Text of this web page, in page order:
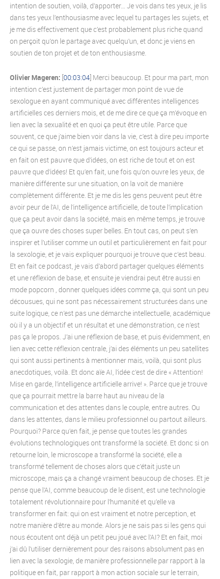
intention de soutien, voilà, d’apporter… Je vois dans tes yeux, je lis
dans tes yeux l’enthousiasme avec lequel tu partages les sujets, et
je me dis effectivement que c’est probablement plus riche quand
on perçoit qu’on le partage avec quelqu’un, et donc je viens en
soutien de ton projet et de ton enthousiasme.
Olivier Mageren: [00:03:04] Merci beaucoup. Et pour ma part, mon
intention c’est justement de partager mon point de vue de
sexologue en ayant communiqué avec différentes intelligences
artificielles ces derniers mois, et de me dire ce que ça m’évoque en
lien avec la sexualité et en quoi ça peut être utile. Parce que
souvent, ce que j’aime bien voir dans la vie, c’est à dire peu importe
ce qui se passe, on n’est jamais victime, on est toujours acteur et
en fait on est pauvre que d’idées, on est riche de tout et on est
pauvre que d’idées! Et qu’en fait, une fois qu’on ouvre les yeux, de
manière différente sur une situation, on la voit de manière
complètement différente. Et je me dis les gens peuvent peut être
avoir peur de l’AI, de l’intelligence artificielle, de toute l’implication
que ça peut avoir dans la société, mais en même temps, je trouve
que ça ouvre des choses super belles. En tout cas, on peut s’en
inspirer et l’utiliser comme un outil et particulièrement en fait pour
la sexologie, et je vais expliquer pourquoi je trouve que c’est beau.
Et en fait ce podcast, je vais d’abord partager quelques éléments
et une réflexion de base, et ensuite je viendrai peut être aussi en
mode popcorn , donner quelques idées comme ça, qui sont un peu
décousues, qui ne sont pas nécessairement structurées dans une
suite logique, ce n’est pas une démarche intellectuelle, académique
où il y a un objectif et un résultat et une démonstration, ce n’est
pas ça le propos. J’ai une réflexion de base, et puis évidemment, en
lien avec cette réflexion centrale, j’ai des éléments un peu satellites
qui sont aussi pertinents à mentionner mais, voilà, qui sont plus
anecdotiques, voilà. Et donc aïe AI, l’idée c’est de dire « Attention!
Mise en garde, l’intelligence artificielle arrive! ». Parce que je trouve
que ça pourrait mettre la barre haut au niveau de la
communication et des attentes dans le couple, entre autres. Ou
dans les attentes, dans le milieu professionnel ou partout ailleurs.
Pourquoi? Parce qu’en fait, je pense que toutes les grandes
évolutions technologiques ont transformé la société. Et donc si on
retourne loin, le microscope a transformé la société, elle a
transformé tellement de choses alors que c’était juste un
microscope, mais ça a changé vraiment beaucoup de choses. Et je
pense que l’AI, comme beaucoup de le disent, est une technologie
totalement révolutionnaire pour l’humanité et qu’elle va
transformer en fait: qui on est vraiment et notre perception, et
notre manière d’être au monde. Alors je ne sais pas si les gens qui
nous écoutent ont déjà un petit peu joué avec l’AI? Et en fait, moi
j’ai dû l’utiliser dernièrement pour des raisons absolument pas en
lien avec la sexologie, de manière professionnelle par rapport à la
politique en fait, par rapport à mon action sociale sur le terrain,